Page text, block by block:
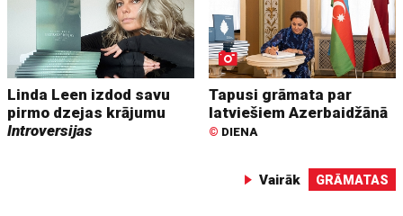
Linda Leen izdod savu
pirmo dzejas krājumu
Introversijas
Tapusi grāmata par
latviešiem Azerbaidžānā
© DIENA
Vairāk GRĀMATAS